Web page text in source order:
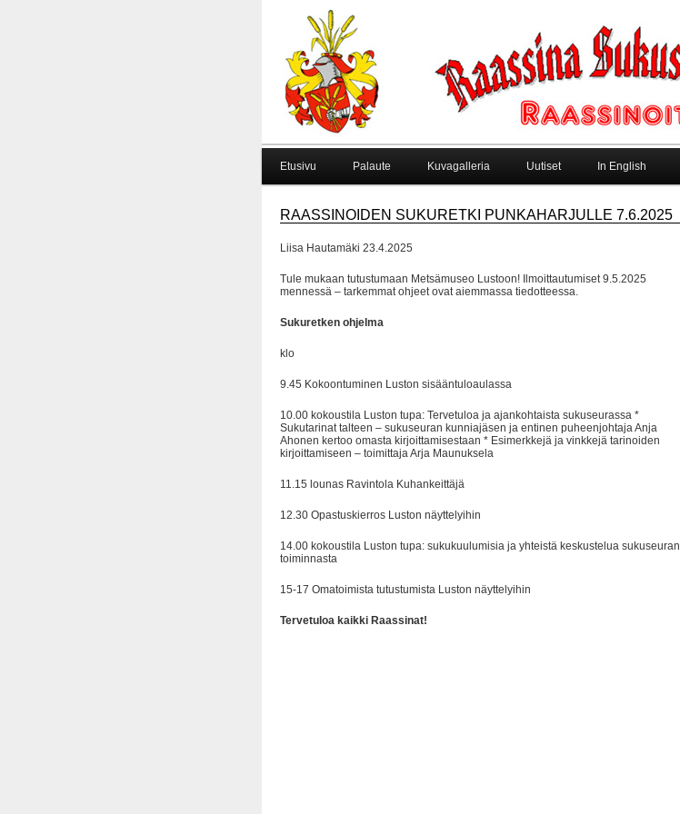
Etusivu Palaute Kuvagalleria Uutiset In English
RAASSINOIDEN SUKURETKI PUNKAHARJULLE 7.6.2025
Liisa Hautamäki 23.4.2025
Tule mukaan tutustumaan Metsämuseo Lustoon! Ilmoittautumiset 9.5.2025
mennessä – tarkemmat ohjeet ovat aiemmassa tiedotteessa.
Sukuretken ohjelma
klo
9.45 Kokoontuminen Luston sisääntuloaulassa
10.00 kokoustila Luston tupa: Tervetuloa ja ajankohtaista sukuseurassa *
Sukutarinat talteen – sukuseuran kunniajäsen ja entinen puheenjohtaja Anja
Ahonen kertoo omasta kirjoittamisestaan * Esimerkkejä ja vinkkejä tarinoiden
kirjoittamiseen – toimittaja Arja Maunuksela
11.15 lounas Ravintola Kuhankeittäjä
12.30 Opastuskierros Luston näyttelyihin
14.00 kokoustila Luston tupa: sukukuulumisia ja yhteistä keskustelua sukuseuran
toiminnasta
15-17 Omatoimista tutustumista Luston näyttelyihin
Tervetuloa kaikki Raassinat!